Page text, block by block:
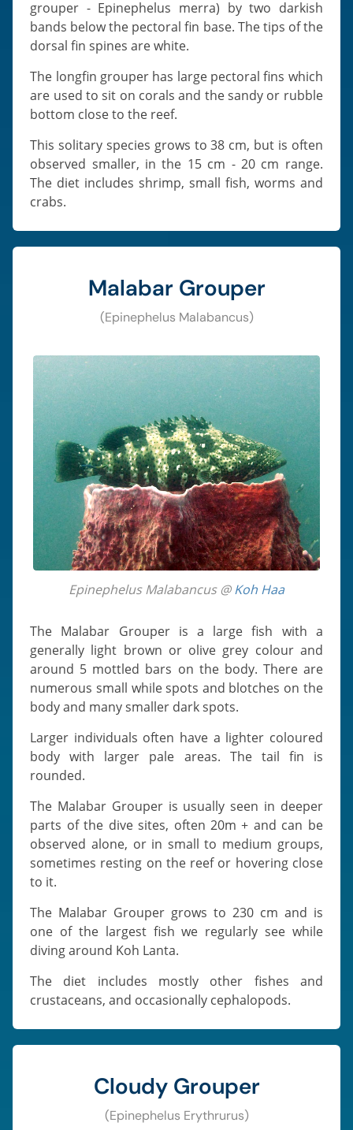
grouper - Epinephelus merra) by two darkish
bands below the pectoral fin base. The tips of the
dorsal fin spines are white.
The longfin grouper has large pectoral fins which
are used to sit on corals and the sandy or rubble
bottom close to the reef.
This solitary species grows to 38 cm, but is often
observed smaller, in the 15 cm - 20 cm range.
The diet includes shrimp, small fish, worms and
crabs.
Malabar Grouper
(Epinephelus Malabancus)
Epinephelus Malabancus @Koh Haa
The Malabar Grouper is a large fish with a
generally light brown or olive grey colour and
around 5 mottled bars on the body. There are
numerous small while spots and blotches on the
body and many smaller dark spots.
Larger individuals often have a lighter coloured
body with larger pale areas. The tail fin is
rounded.
The Malabar Grouper is usually seen in deeper
parts of the dive sites, often 20m + and can be
observed alone, or in small to medium groups,
sometimes resting on the reef or hovering close
to it.
The Malabar Grouper grows to 230 cm and is
one of the largest fish we regularly see while
diving around Koh Lanta.
The diet includes mostly other fishes and
crustaceans, and occasionally cephalopods.
Cloudy Grouper
(Epinephelus Erythrurus)